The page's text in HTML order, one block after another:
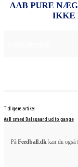
AAB PURE
IKKE
Tidligere artikel
AaB smed Dalsgaard ud to gange
På Feedball.dkkan du også